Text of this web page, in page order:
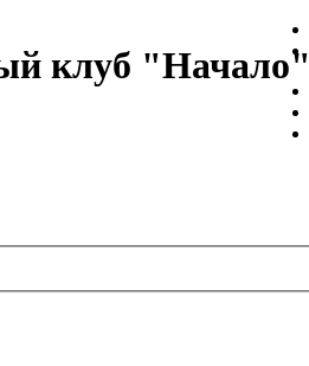
клуб "Начало"